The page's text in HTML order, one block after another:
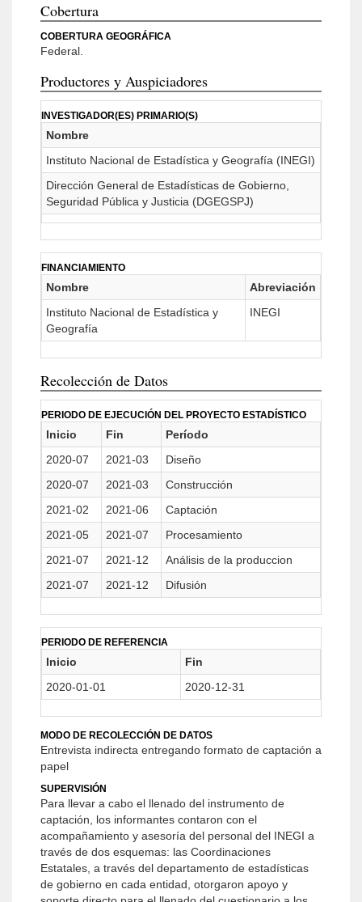
Cobertura
COBERTURA GEOGRÁFICA
Federal.
Productores y Auspiciadores
INVESTIGADOR(ES) PRIMARIO(S)
Nombre
Instituto Nacional de Estadística y Geografía (INEGI)
Dirección General de Estadísticas de Gobierno,
Seguridad Pública y Justicia (DGEGSPJ)
FINANCIAMIENTO
Nombre
Abreviación
Instituto Nacional de Estadística y
Geografía
INEGI
Recolección de Datos
PERIODO DE EJECUCIÓN DEL PROYECTO ESTADÍSTICO
Inicio Fin
Período
2020-07
2021-03
Diseño
2020-07
2021-03
Construcción
2021-02
2021-06
Captación
2021-05
2021-07
Procesamiento
2021-07
2021-12
Análisis de la produccion
2021-07
2021-12 Difusión
PERIODO DE REFERENCIA
Inicio
Fin
2020-01-01
2020-12-31
MODO DE RECOLECCIÓN DE DATOS
Entrevista indirecta entregando formato de captación a
papel
SUPERVISIÓN
Para llevar a cabo el llenado del instrumento de
captación, los informantes contaron con el
acompañamiento y asesoría del personal del INEGI a
través de dos esquemas: las Coordinaciones
Estatales, a través del departamento de estadísticas
de gobierno en cada entidad, otorgaron apoyo y